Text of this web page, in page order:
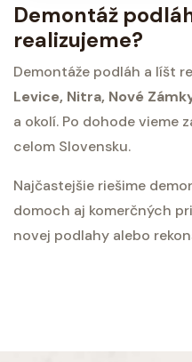
Demontáž
realizujeme?
Demontáže podláh a líšt
Levice, Nitra, Nové
a okolí. Po dohode vieme
celom Slovensku.
Najčastejšie riešime
domoch aj komerčných
novej podlahy alebo